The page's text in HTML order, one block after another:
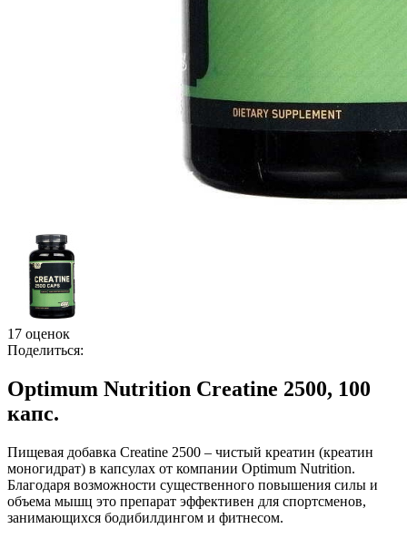
17 оценок
Поделиться:
Optimum Nutrition Creatine 2500, 100
капс.
Пищевая добавка Creatine 2500 – чистый креатин (креатин
моногидрат) в капсулах от компании Optimum Nutrition.
Благодаря возможности существенного повышения силы и
объема мышц это препарат эффективен для спортсменов,
занимающихся бодибилдингом и фитнесом.